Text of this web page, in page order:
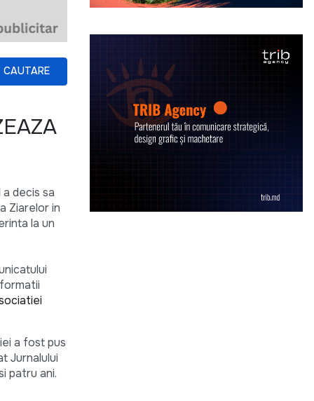
CAUTARE
decis sa
Ziarelor in
la un
a fost pus
Jurnalului
patru ani.